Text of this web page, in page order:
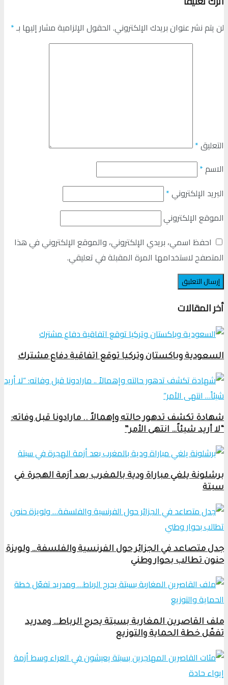
لن يتم نشر عنوان بريدك الإلكتروني. الحقول الإلزامية مشار إليها بـ*
التعليق*
الاسم*
البريد الإلكتروني*
الموقع الإلكتروني
احفظ اسمي، بريدي الإلكتروني، والموقع الإلكتروني في هذا
المتصفح لاستخدامها المرة المقبلة في تعليقي.
أخر المقالات
السعودية وباكستان وتركيا توقع اتفاقية دفاع مشترك
شهادة تكشف تدهور حالته وإهمالاً .. مارادونا قبل وفاته:
“لا أريد شيئاً… انتهى الأمر”
برشلونة يلغي مباراة ودية بالمغرب بعد أزمة الهجرة في
سبتة
جدل متصاعد في الجزائر حول الفرنسية والفلسفة… ولويزة
حنون تطالب بحوار وطني
ملف القاصرين المغاربة بسبتة يحرج الرباط… ومدريد
تفعّل خطة الحماية والتوزيع